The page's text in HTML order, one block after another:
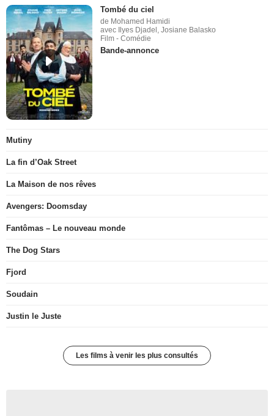
Tombé du ciel
de Mohamed Hamidi
avec Ilyes Djadel, Josiane Balasko
Film - Comédie
Bande-annonce
Mutiny
La fin d’Oak Street
La Maison de nos rêves
Avengers: Doomsday
Fantômas – Le nouveau monde
The Dog Stars
Fjord
Soudain
Justin le Juste
Les films à venir les plus consultés